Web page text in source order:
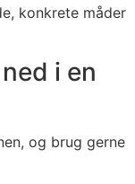
konkrete måder
i en
og brug gerne